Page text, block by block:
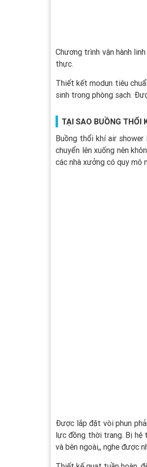
Chương trình vận hành
thực.
Thiết kết modun tiêu
sinh trong phòng sạch.
TẠI SAO BUỒNG THỔI
Buồng thổi khí air
chuyển lên xuống nên
các nhà xưởng có quy mô
Được lắp đặt vòi phun
lực đồng thời trang. Bị hệ
và bên ngoài,, nghe được